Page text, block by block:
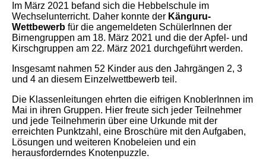
Im März 2021 befand sich die Hebbelschule im
Wechselunterricht. Daher konnte der Känguru-
Wettbewerb für die angemeldeten SchülerInnen der
Birnengruppen am 18. März 2021 und die der Apfel- und
Kirschgruppen am 22. März 2021 durchgeführt werden.
Insgesamt nahmen 52 Kinder aus den Jahrgängen 2, 3
und 4 an diesem Einzelwettbewerb teil.
Die Klassenleitungen ehrten die eifrigen KnoblerInnen im
Mai in ihren Gruppen. Hier freute sich jeder Teilnehmer
und jede Teilnehmerin über eine Urkunde mit der
erreichten Punktzahl, eine Broschüre mit den Aufgaben,
Lösungen und weiteren Knobeleien und ein
herausforderndes Knotenpuzzle.